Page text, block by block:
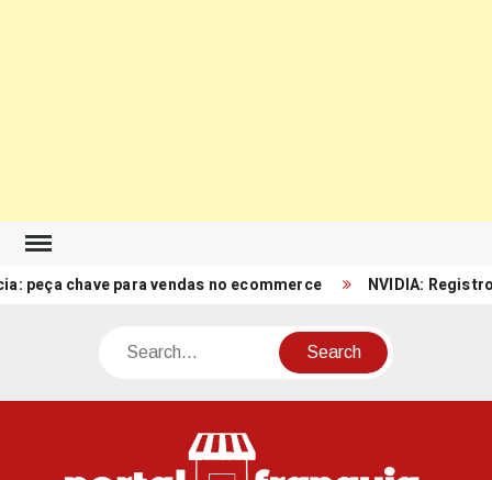
Skip
contentpara vendas no ecommerce NVIDIA: Registro de
Search